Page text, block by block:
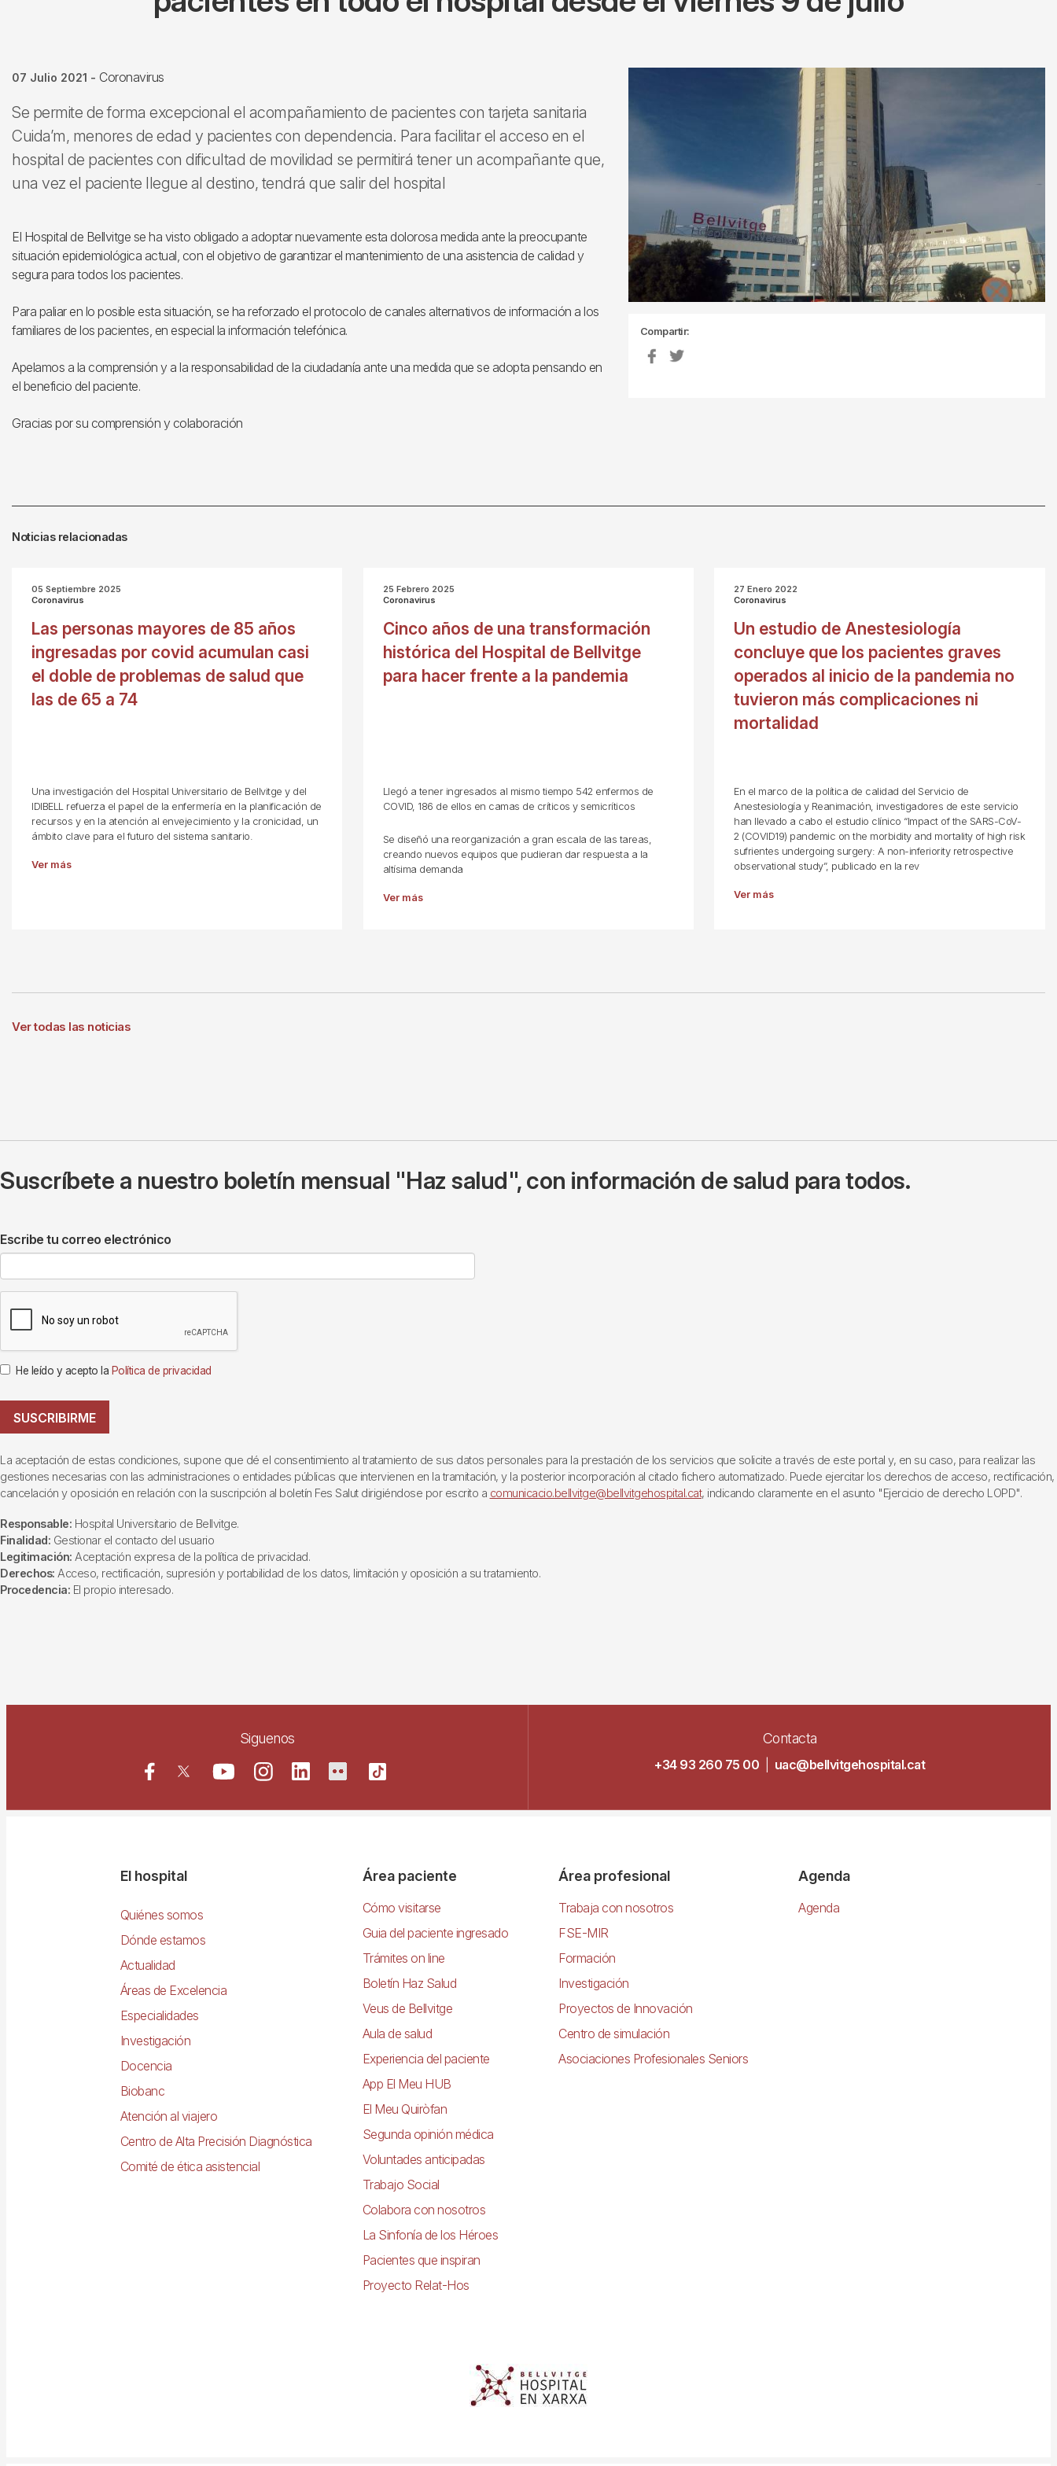
07 Julio 2021 - Coronavirus
Se permite de forma excepcional el acompañamiento de pacientes con tarjeta sanitaria
Cuida’m, menores de edad y pacientes con dependencia. Para facilitar el acceso en el
hospital de pacientes con dificultad de movilidad se permitirá tener un acompañante que,
una vez el paciente llegue al destino, tendrá que salir del hospital
El Hospital de Bellvitge se ha visto obligado a adoptar nuevamente esta dolorosa medida ante la preocupante
situación epidemiológica actual, con el objetivo de garantizar el mantenimiento de una asistencia de calidad y
segura para todos los pacientes.
Para paliar en lo posible esta situación, se ha reforzado el protocolo de canales alternativos de información a los
familiares de los pacientes, en especial la información telefónica.
Apelamos a la comprensión y a la responsabilidad de la ciudadanía ante una medida que se adopta pensando en
el beneficio del paciente.
Gracias por su comprensión y colaboración
Compartir:
Noticias relacionadas
05 Septiembre 2025
Coronavirus
Las personas mayores de 85 años
ingresadas por covid acumulan casi
el doble de problemas de salud que
las de 65 a 74
Una investigación del Hospital Universitario de Bellvitge y del
IDIBELL refuerza el papel de la enfermería en la planificación de
recursos y en la atención al envejecimiento y la cronicidad, un
ámbito clave para el futuro del sistema sanitario.
Ver más
25 Febrero 2025
Coronavirus
Cinco años de una transformación
histórica del Hospital de Bellvitge
para hacer frente a la pandemia
Llegó a tener ingresados al mismo tiempo 542 enfermos de
COVID, 186 de ellos en camas de críticos y semicríticos
Se diseñó una reorganización a gran escala de las tareas,
creando nuevos equipos que pudieran dar respuesta a la
altísima demanda
Ver más
27 Enero 2022
Coronavirus
Un estudio de Anestesiología
concluye que los pacientes graves
operados al inicio de la pandemia no
tuvieron más complicaciones ni
mortalidad
En el marco de la política de calidad del Servicio de
Anestesiología y Reanimación, investigadores de este servicio
han llevado a cabo el estudio clínico “Impact of the SARS-CoV-
2 (COVID19) pandemic on the morbidity and mortality of high risk
sufrientes undergoing surgery: A non-inferiority retrospective
observational study”, publicado en la rev
Ver más
Ver todas las noticias
Suscríbete a nuestro boletín mensual "Haz salud", con información de salud para todos.
Escribe tu correo electrónico
He leído y acepto la Política de privacidad
SUSCRIBIRME
La aceptación de estas condiciones, supone que dé el consentimiento al tratamiento de sus datos personales para la prestación de los servicios que solicite a través de este portal y, en su caso, para realizar las
gestiones necesarias con las administraciones o entidades públicas que intervienen en la tramitación, y la posterior incorporación al citado fichero automatizado. Puede ejercitar los derechos de acceso, rectificación,
cancelación y oposición en relación con la suscripción al boletín Fes Salut dirigiéndose por escrito a comunicacio.bellvitge@bellvitgehospital.cat, indicando claramente en el asunto "Ejercicio de derecho LOPD".
Responsable: Hospital Universitario de Bellvitge.
Finalidad: Gestionar el contacto del usuario
Legitimación: Aceptación expresa de la política de privacidad.
Derechos: Acceso, rectificación, supresión y portabilidad de los datos, limitación y oposición a su tratamiento.
Procedencia: El propio interesado.
Siguenos Contacta
+34 93 260 75 00 uac@bellvitgehospital.cat
NavegacióEl hospital
Quiénes somos
Dónde estamos
Actualidad
Áreas de Excelencia
Especialidades
Investigación
Docencia
Biobanc
Atención al viajero
Centro de Alta Precisión Diagnóstica
Comité de ética asistencial
Área paciente
Cómo visitarse
Guia del paciente ingresado
Trámites on line
Boletín Haz Salud
Veus de Bellvitge
Aula de salud
Experiencia del paciente
App El Meu HUB
El Meu Quiròfan
Segunda opinión médica
Voluntades anticipadas
Trabajo Social
Colabora con nosotros
La Sinfonía de los Héroes
Pacientes que inspiran
Proyecto Relat-Hos
Área profesional
Trabaja con nosotros
FSE-MIR
Formación
Investigación
Proyectos de Innovación
Centro de simulación
Asociaciones Profesionales Seniors
Agenda
Agenda